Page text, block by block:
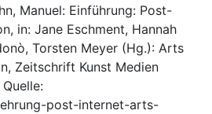
Manuel: Einführung: Post-
in: Jane Eschment, Hannah
Torsten Meyer (Hg.): Arts
Zeitschrift Kunst Medien
post-internet-arts-